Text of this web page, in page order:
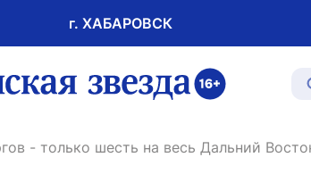
г. ХАБАРОВСК
ссылка на главную
- только шесть на весь Дальний